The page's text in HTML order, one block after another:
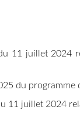
11 juillet 2024
du
11 juillet 2024